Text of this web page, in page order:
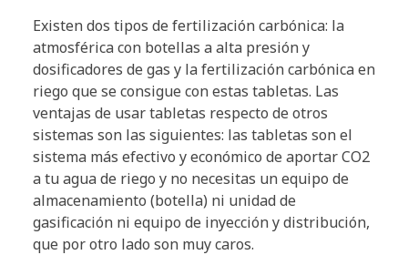
Existen dos tipos de fertilización carbónica: la
atmosférica con botellas a alta presión y
dosificadores de gas y la fertilización carbónica en
riego que se consigue con estas tabletas. Las
ventajas de usar tabletas respecto de otros
sistemas son las siguientes: las tabletas son el
sistema más efectivo y económico de aportar CO2
a tu agua de riego y no necesitas un equipo de
almacenamiento (botella) ni unidad de
gasificación ni equipo de inyección y distribución,
que por otro lado son muy caros.